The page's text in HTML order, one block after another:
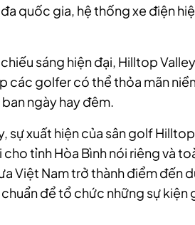
quốc gia, hệ thống xe điện
sáng hiện đại, Hilltop
các golfer có thể thỏa mãn
ngày hay đêm.
sự xuất hiện của sân golf
tỉnh Hòa Bình nói riêng và
Việt Nam trở thành điểm đến
để tổ chức những sự kiện